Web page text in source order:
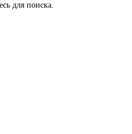
для поиска.